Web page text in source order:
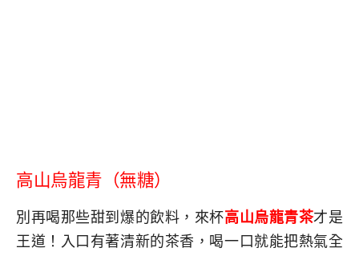
高山烏龍青（無糖）
別再喝那些甜到爆的飲料，來杯高山烏龍青茶才是
王道！入口有著清新的茶香，喝一口就能把熱氣全